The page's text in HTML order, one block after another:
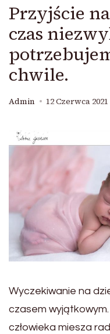
Przyjście
czas
chwile.
Admin 12 Czerwca 2021
Wyczekiwanie na
czasem
człowieka miesza